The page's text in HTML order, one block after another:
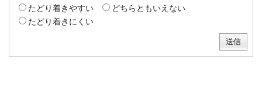
たどり着きやすい
どちらともいえない
たどり着きにくい